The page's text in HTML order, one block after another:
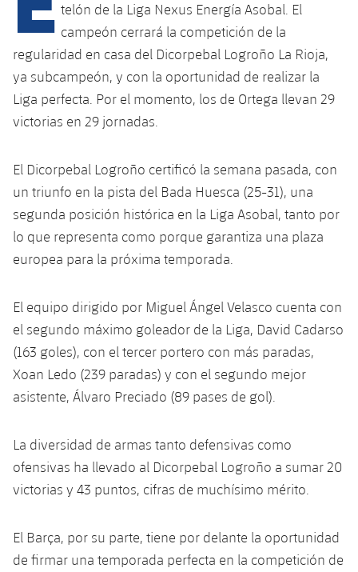
plusicon
más
Instalaciones
Palau Blaugrana
Estadi Johan Cruyff
Barça Cafe
Ciutat Esportiva
La Masia
Servicios
Servicios Médicos
plusicon
más
Acreditaciones
telón de la Liga Nexus Energía Asobal. El
campeón cerrará la competición de la
regularidad en casa del Dicorpebal Logroño La Rioja,
ya subcampeón, y con la oportunidad de realizar la
Liga perfecta. Por el momento, los de Ortega llevan 29
victorias en 29 jornadas.
El Dicorpebal Logroño certificó la semana pasada, con
un triunfo en la pista del Bada Huesca (25-31), una
segunda posición histórica en la Liga Asobal, tanto por
lo que representa como porque garantiza una plaza
europea para la próxima temporada.
El equipo dirigido por Miguel Ángel Velasco cuenta con
el segundo máximo goleador de la Liga, David Cadarso
(163 goles), con el tercer portero con más paradas,
Xoan Ledo (239 paradas) y con el segundo mejor
asistente, Álvaro Preciado (89 pases de gol).
La diversidad de armas tanto defensivas como
ofensivas ha llevado al Dicorpebal Logroño a sumar 20
victorias y 43 puntos, cifras de muchísimo mérito.
El Barça, por su parte, tiene por delante la oportunidad
de firmar una temporada perfecta en la competición de